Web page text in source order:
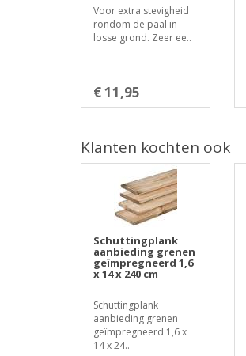
Voor extra stevigheid
rondom de paal in
losse grond. Zeer ee..
€ 11,95
Klanten kochten ook
Schuttingplank
aanbieding grenen
geïmpregneerd 1,6
x 14 x 240 cm
Schuttingplank
aanbieding grenen
geïmpregneerd 1,6 x
14 x 24..